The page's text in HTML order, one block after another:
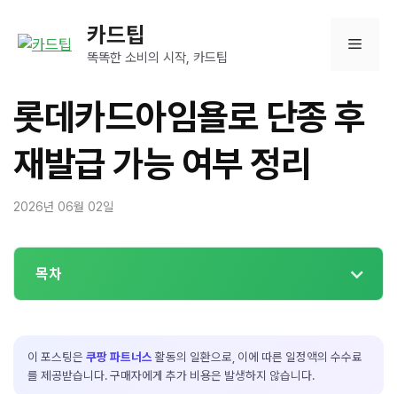
카드팁
똑똑한 소비의 시작, 카드팁
메
롯데카드아임욜로 단종 후
재발급 가능 여부 정리
2026년 06월 02일
목차
이 포스팅은 쿠팡 파트너스 활동의 일환으로, 이에 따른 일정액의 수수료
를 제공받습니다. 구매자에게 추가 비용은 발생하지 않습니다.